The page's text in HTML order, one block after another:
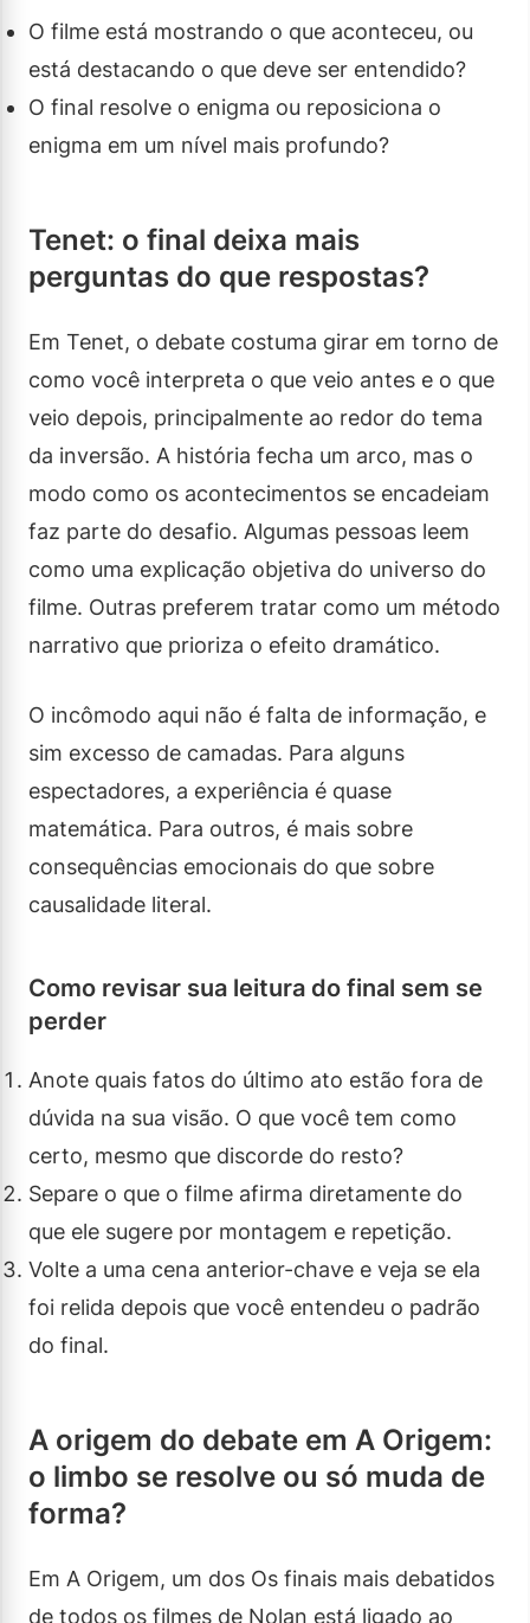
O filme está mostrando o que aconteceu, ou
está destacando o que deve ser entendido?
O final resolve o enigma ou reposiciona o
enigma em um nível mais profundo?
Tenet: o final deixa mais
perguntas do que respostas?
Em Tenet, o debate costuma girar em torno de
como você interpreta o que veio antes e o que
veio depois, principalmente ao redor do tema
da inversão. A história fecha um arco, mas o
modo como os acontecimentos se encadeiam
faz parte do desafio. Algumas pessoas leem
como uma explicação objetiva do universo do
filme. Outras preferem tratar como um método
narrativo que prioriza o efeito dramático.
O incômodo aqui não é falta de informação, e
sim excesso de camadas. Para alguns
espectadores, a experiência é quase
matemática. Para outros, é mais sobre
consequências emocionais do que sobre
causalidade literal.
Como revisar sua leitura do final sem se
perder
Anote quais fatos do último ato estão fora de
dúvida na sua visão. O que você tem como
certo, mesmo que discorde do resto?
Separe o que o filme afirma diretamente do
que ele sugere por montagem e repetição.
Volte a uma cena anterior-chave e veja se ela
foi relida depois que você entendeu o padrão
do final.
A origem do debate em A Origem:
o limbo se resolve ou só muda de
forma?
Em A Origem, um dos Os finais mais debatidos
de todos os filmes de Nolan está ligado ao